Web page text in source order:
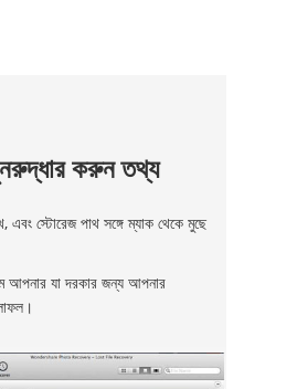
করুন তথ্য
এবং স্টোরেজ পাথ সঙ্গে ম্যাক থেকে মুছে
আপনার যা দরকার জন্য আপনার